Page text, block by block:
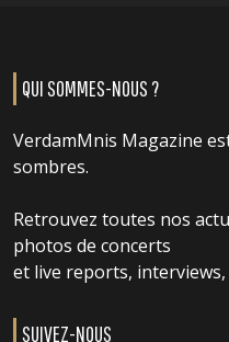
QUI SOMMES-NOUS ?
VerdamMnis Magazine
sombres.
Retrouvez toutes nos
photos de concerts
et live reports, interviews,
SUIVEZ-NOUS